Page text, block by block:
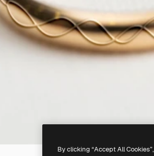
By clicking “Accept All